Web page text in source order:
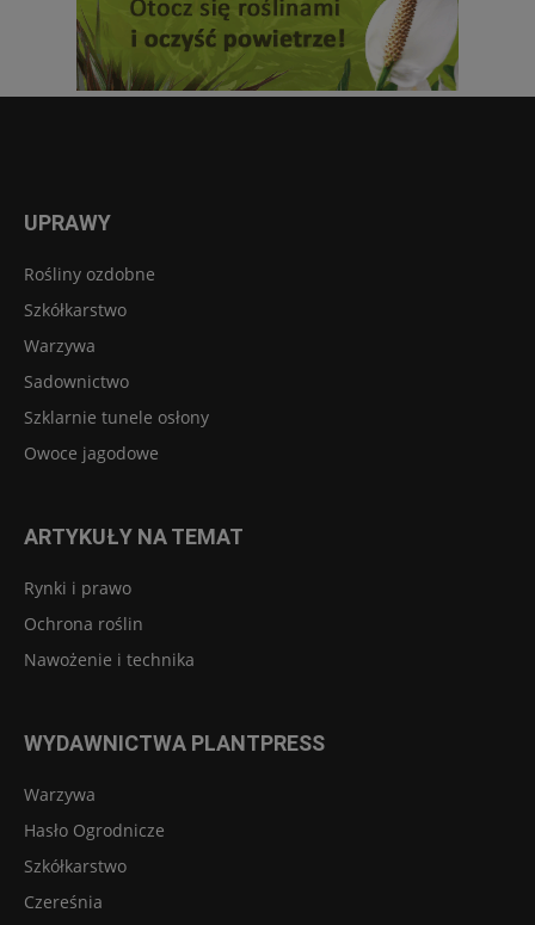
UPRAWY
Rośliny ozdobne
Szkółkarstwo
Warzywa
Sadownictwo
Szklarnie tunele osłony
Owoce jagodowe
ARTYKUŁY NA TEMAT
Rynki i prawo
Ochrona roślin
Nawożenie i technika
WYDAWNICTWA PLANTPRESS
Warzywa
Hasło Ogrodnicze
Szkółkarstwo
Czereśnia